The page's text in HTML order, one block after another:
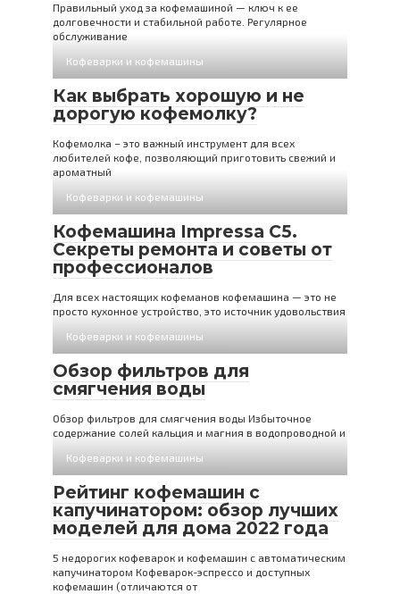
Правильный уход за кофемашиной — ключ к ее
долговечности и стабильной работе. Регулярное
обслуживание
Кофеварки и кофемашины
Как выбрать хорошую и не
дорогую кофемолку?
Кофемолка – это важный инструмент для всех
любителей кофе, позволяющий приготовить свежий и
ароматный
Кофеварки и кофемашины
Кофемашина Impressa C5.
Секреты ремонта и советы от
профессионалов
Для всех настоящих кофеманов кофемашина — это не
просто кухонное устройство, это источник удовольствия
Кофеварки и кофемашины
Обзор фильтров для
смягчения воды
Обзор фильтров для смягчения воды Избыточное
содержание солей кальция и магния в водопроводной и
Кофеварки и кофемашины
Рейтинг кофемашин с
капучинатором: обзор лучших
моделей для дома 2022 года
5 недорогих кофеварок и кофемашин с автоматическим
капучинатором Кофеварок-эспрессо и доступных
кофемашин (отличаются от